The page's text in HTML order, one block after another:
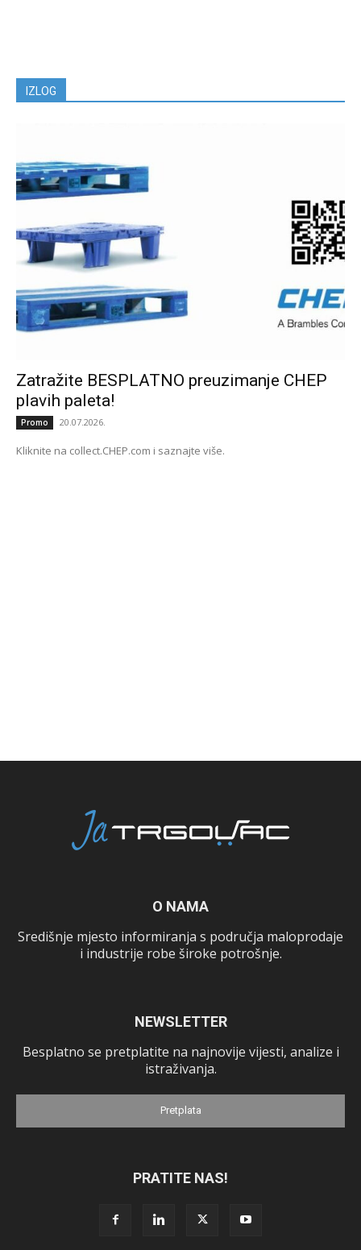
IZLOG
Zatražite BESPLATNO preuzimanje CHEP
plavih paleta!
Promo 20.07.2026.
Kliknite na collect.CHEP.com i saznajte više.
O NAMA
Središnje mjesto informiranja s područja maloprodaje
i industrije robe široke potrošnje.
NEWSLETTER
Besplatno se pretplatite na najnovije vijesti, analize i
istraživanja.
Pretplata
PRATITE NAS!